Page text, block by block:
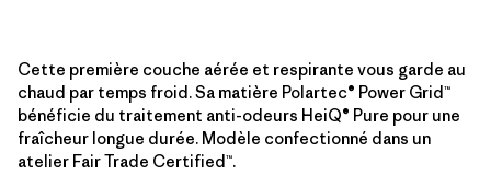
Cette première couche aérée et respirante vous garde au
chaud par temps froid. Sa matière Polartec® Power Grid™
bénéficie du traitement anti-odeurs HeiQ® Pure pour une
fraîcheur longue durée. Modèle confectionné dans un
atelier Fair Trade Certified™.